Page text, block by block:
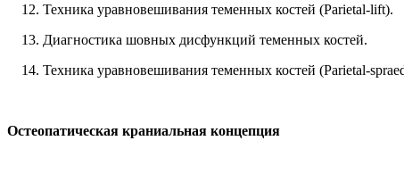
Техника уравновешивания теменных костей (Parietal-lift).
Диагностика шовных дисфункций теменных костей.
Техника уравновешивания теменных костей (Parietal-
Остеопатическая краниальная концепция